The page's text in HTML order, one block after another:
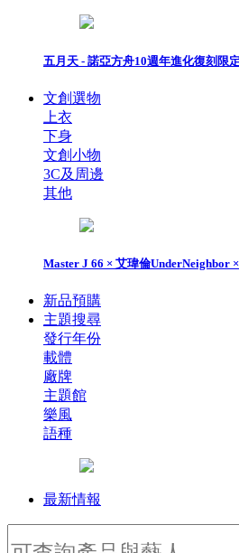
五月天 - 諾亞方舟10週年進化復刻限
文創選物
上衣
下身
文創小物
3C及周邊
其他
Master J 66 × 艾瑋倫UnderNeighbor
新品預購
主題搜尋
發行年份
載體
廠牌
主題館
樂風
語種
最新情報